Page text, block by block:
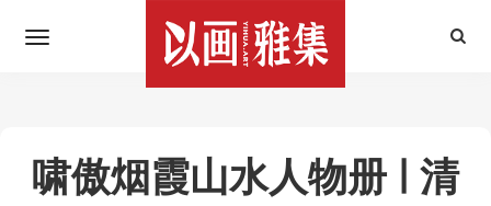
啸傲烟霞山水人物册 | 清